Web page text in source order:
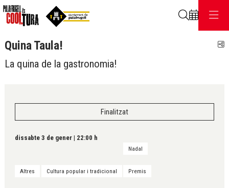
Quina Taula!
La quina de la gastronomia!
Finalitzat
dissabte 3 de gener | 22:00 h
Altres Cultura popular i tradicional
Nadal
Premis